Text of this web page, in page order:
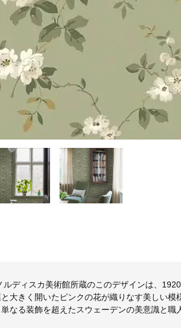
ディスカ美術館所蔵のこのデザインは、
大きく開いたピンクの花が織りなす美しい模
なる装飾を超えたスウェーデンの美意識と職